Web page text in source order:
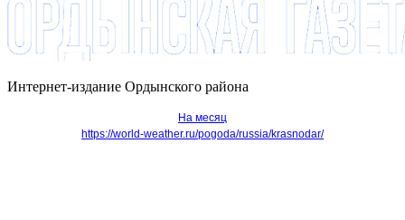
Интернет-издание Ордынского района
На месяц
https://world-weather.ru/pogoda/russia/krasnodar/